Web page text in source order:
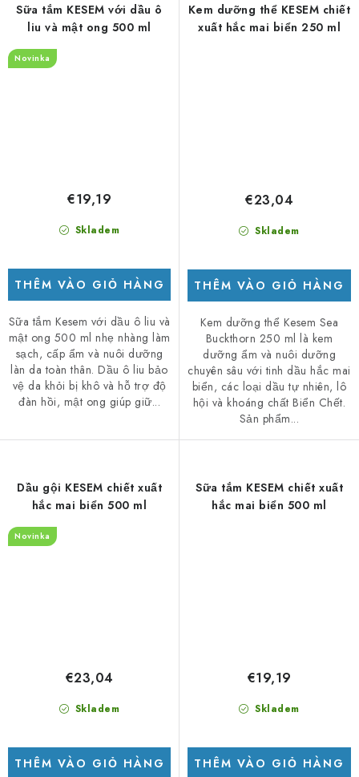
Sữa tắm KESEM với dầu ô
liu và mật ong 500 ml
Novinka
Skladem
€19,19
THÊM VÀO GIỎ HÀNG
Sữa tắm Kesem với dầu ô liu và
mật ong 500 ml nhẹ nhàng làm
sạch, cấp ẩm và nuôi dưỡng
làn da toàn thân. Dầu ô liu bảo
vệ da khỏi bị khô và hỗ trợ độ
đàn hồi, mật ong giúp giữ...
Kem dưỡng thể KESEM chiết
xuất hắc mai biển 250 ml
Skladem
€23,04
THÊM VÀO GIỎ HÀNG
Kem dưỡng thể Kesem Sea
Buckthorn 250 ml là kem
dưỡng ẩm và nuôi dưỡng
chuyên sâu với tinh dầu hắc mai
biển, các loại dầu tự nhiên, lô
hội và khoáng chất Biển Chết.
Sản phẩm...
Dầu gội KESEM chiết xuất
hắc mai biển 500 ml
Novinka
Skladem
€23,04
THÊM VÀO GIỎ HÀNG
Sữa tắm KESEM chiết xuất
hắc mai biển 500 ml
Skladem
€19,19
THÊM VÀO GIỎ HÀNG